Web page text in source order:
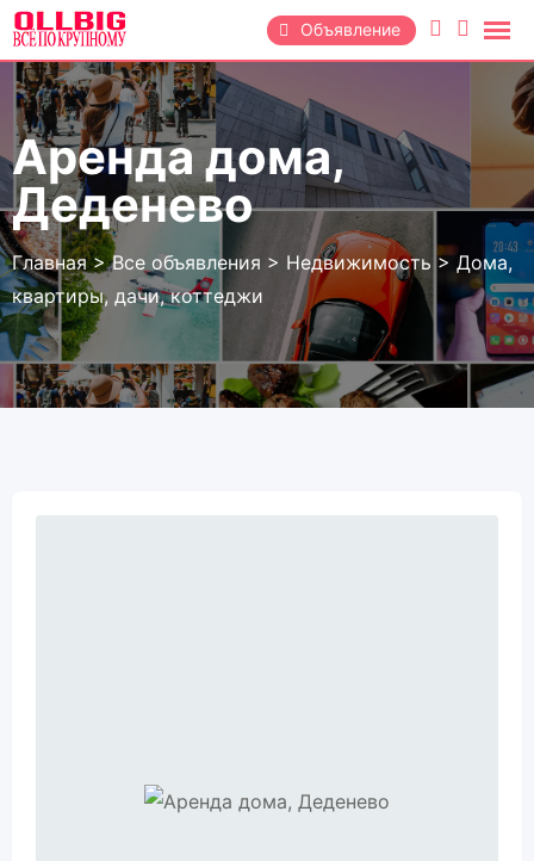
Перейти
содержанию
Объявление
Аренда дома,
Деденево
Главная>Все объявления > Недвижимость >Дома,
квартиры, дачи, коттеджи